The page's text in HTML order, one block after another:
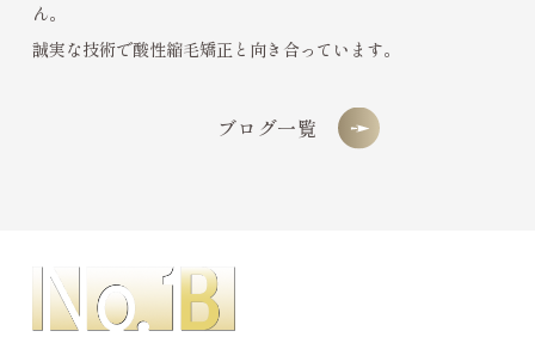
ん。
誠実な技術で酸性縮毛矯正と向き合っています。
ブログ一覧